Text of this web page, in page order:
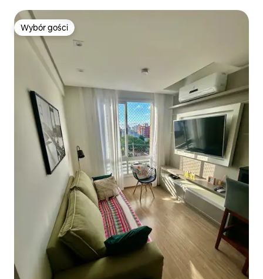
Wybór gości
Wybór gości